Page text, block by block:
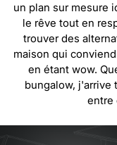
un plan sur mesure
le rêve tout en
trouver des
maison qui
en étant wow.
bungalow, j'arrive
entre